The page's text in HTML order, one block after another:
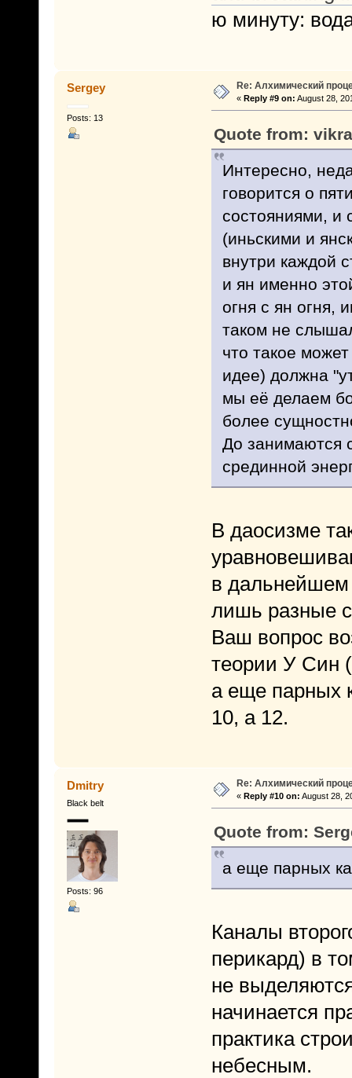
ю минуту:
Sergey
Posts: 13
Re: Алхимический
« Reply #9 on: August 28,
Quote from:
Интересно,
говорится о
состояниями, и
(иньскими и
внутри каждой
и ян именно
огня с ян огня,
таком не
что такое
идее) должна
мы её делаем
более
До занимаются
срединной
В даосизме
в дальнейшем
лишь разные
Ваш вопрос
теории У Син
а еще парных
10, а 12.
Dmitry
Black belt
Posts: 96
Re: Алхимический
« Reply #10 on: August 28,
Quote from:
а еще парных
Каналы
перикард) в
не
начинается
практика
небесным.